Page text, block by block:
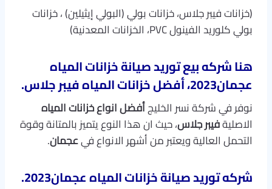
(خزانات فيبر جلاس، خزانات بولي (البولي إيثيلين) ، خزانات
بولي كلوريد الفينول PVC، الخزانات المعدنية)
هنا شركه بيع توريد صيانة خزانات المياه
عجمان2023، أفضل خزانات المياه فيبر جلاس
.
نوفر في شركة نسر الخليجأفضل انواع خزانات المياه
الاصليةفيبر جلاس، حيث ان هذا النوع يتميز بالمتانة وقوة
التحمل العالية ويعتبر من أشهر الانواع فيعجمان.
شركه توريد صيانة خزانات المياه عجمان2023.